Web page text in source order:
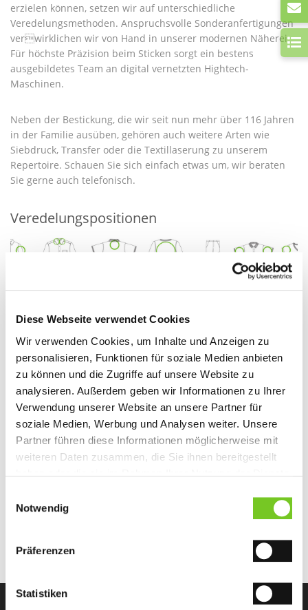
Diese Webseite verwendet Cookies
Wir verwenden Cookies, um Inhalte und Anzeigen zu
personalisieren, Funktionen für soziale Medien anbieten
zu können und die Zugriffe auf unsere Website zu
analysieren. Außerdem geben wir Informationen zu Ihrer
Verwendung unserer Website an unsere Partner für
soziale Medien, Werbung und Analysen weiter. Unsere
Partner führen diese Informationen möglicherweise mit
weiteren Daten zusammen, die Sie ihnen bereitgestellt
Cookies, wenn Sie unsere Webseite weiterhin nutzen.
Notwendig
Präferenzen
Statistiken
erzielen können, setzen wir auf unterschiedliche
Veredelungsmethoden. Anspruchsvolle Sonderanfertigungen
verwirklichen wir von Hand in unserer modernen Näherei.
Für höchste Präzision beim Sticken sorgt ein bestens
ausgebildetes Team an digital vernetzten Hightech-
Maschinen.
Neben der Bestickung, die wir seit nun mehr über 116 Jahren
in der Familie ausüben, gehören auch weitere Arten wie
Siebdruck, Transfer oder die Textillaserung zu unserem
Repertoire. Schauen Sie sich einfach etwas um, wir beraten
Sie gerne auch telefonisch.
Veredelungspositionen
Wir haben uns auf die Direktbestickung von Corporate
Fashion spezialisiert. Dabei werden Firmenlogo und -Farben
bei der Betriebskleidung genau auf die Erfordernisse des
Unternehmens abgestimmt. Sonderproduktionen, auch über
größere Mengen in Fernost, sind für uns kein Fremdwort.
Gerne übernehmen wir auch für größere Betriebe den Full-
Service inklusive Beschaffung, Bestickung, Personalisierung
mit Namen, sowie die gesamte Logistik mit Lieferung in einem